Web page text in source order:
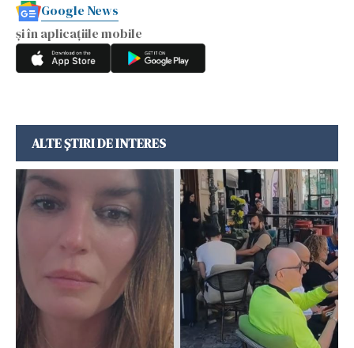
Google News
și în aplicațiile mobile
ALTE ȘTIRI DE INTERES